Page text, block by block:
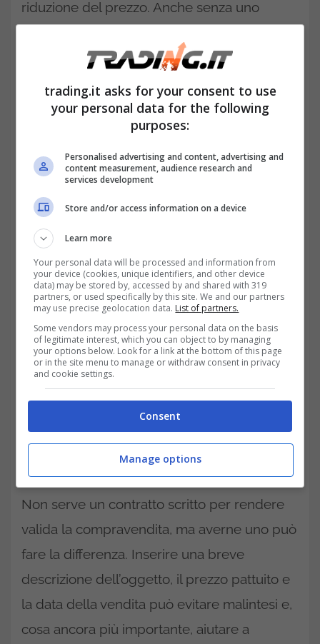
riduzione del prezzo. Anche senza uno
Vendite tra privati e diritti nascosti: quando non sei un
commerciante, ma le regole valgono comunque-
trading.it
Non serve un contratto scritto per rendere
valida la compravendita, ma averne uno può
fare la differenza. Inserire una breve
descrizione dell’oggetto, il prezzo pattuito e
la data della vendita può evitare malintesi e,
cosa ancora più importante, aiutare a
trading.it asks for your consent to use
your personal data for the following
purposes:
Personalised advertising and content, advertising and
content measurement, audience research and
services development
Store and/or access information on a device
Learn more
Your personal data will be processed and information from
your device (cookies, unique identifiers, and other device
data) may be stored by, accessed by and shared with 319
partners, or used specifically by this site. We and our partners
may use precise geolocation data. List of partners.
Some vendors may process your personal data on the basis
of legitimate interest, which you can object to by managing
your options below. Look for a link at the bottom of this page
or in the site menu to manage or withdraw consent in privacy
and cookie settings.
Consent
Manage options